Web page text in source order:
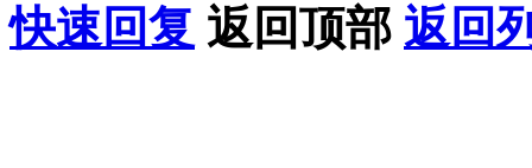
快速回复 返回顶部 返回